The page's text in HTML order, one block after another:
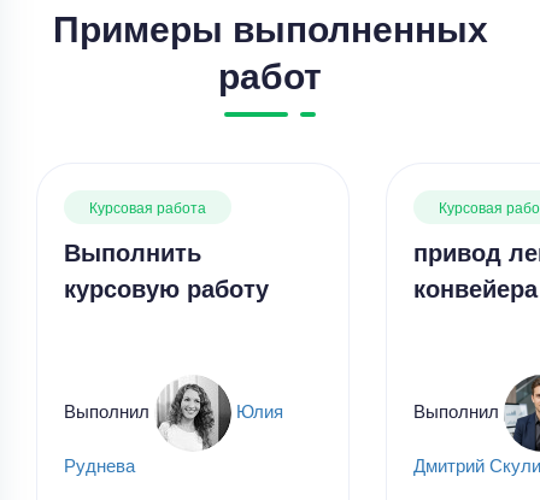
Примеры выполненных
работ
Курсовая работа
Выполнить
курсовую работу
Выполнил Юлия
Руднева
Курсовая
привод
конвейера
Выполнил
Дмитрий